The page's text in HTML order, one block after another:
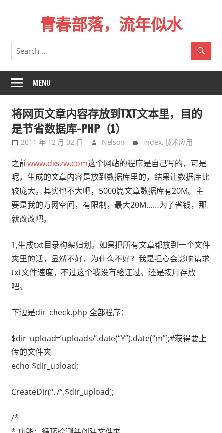
青春部落，流年似水
青
春
一
场
远
行，
总
记
不
来
时
的
路。
MENU
将网页文章内容存放到TXT文本里，目的
是节省数据库-PHP（1）
2011 年 12 月 02 日 Nelson index,技术应用
之前www.dxszw.com这个网站的程序是自己写的，可是
呢，生成的文章内容是放到数据库里的，结果让数据库比
较庞大。其实也不大吧，5000篇文章数据库有20M。主
要是我的万网空间，有限制，最大20M……为了省钱，那
就改改吧。
1,生成txt目录构架归划。如果把所有文章都放到一个文件
夹里的话，显然不好，为什么不好？我是担心会影响请求
txt文件速度，不过这个我没有验证过。还是按月存放
吧。
下边是dir_check.php 全部程序：
$dir_upload=’uploads/’.date(“Y”).date(“m”);#获得要上
传的文件夹
echo $dir_upload;
CreateDir(“../”.$dir_upload);
/*